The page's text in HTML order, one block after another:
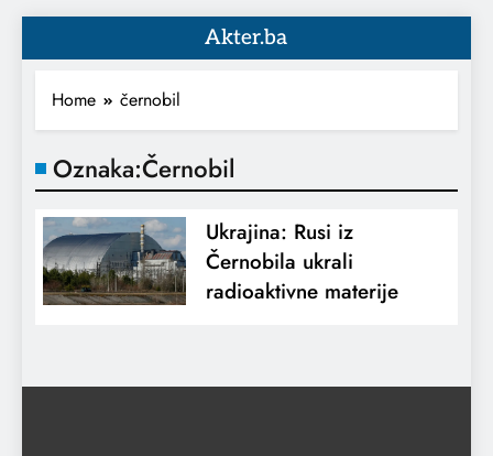
Akter.ba
Home černobil
Oznaka:Černobil
Ukrajina: Rusi iz
Černobila ukrali
radioaktivne materije